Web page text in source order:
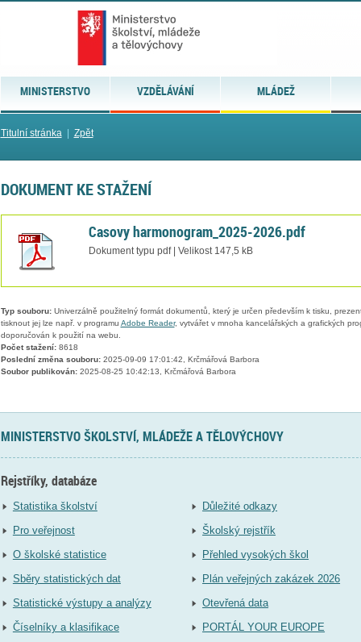
MINISTERSTVO VZDĚLÁVÁNÍ MLÁDEŽ
Titulní stránka| Zpět
DOKUMENT KE STAŽENÍ
Casovy harmonogram_2025-2026.pdf
Dokument typu pdf | Velikost 147,5 kB
Typ souboru:Univerzálně použitelný formát dokumentů, který je určen především k tisku,
tisknout jej lze např. v programu Adobe Reader, vytvářet v mnoha kancelářských a grafických
doporučován k použití na webu.
Počet stažení:8618
Poslední změna souboru:2025-09-09 17:01:42, Krčmářová Barbora
Soubor publikován:2025-08-25 10:42:13, Krčmářová Barbora
MINISTERSTVO ŠKOLSTVÍ, MLÁDEŽE A TĚLOVÝCHOVY
Rejstříky, databáze
Statistika školství
Pro veřejnost
O školské statistice
Sběry statistických dat
Statistické výstupy a analýzy
Číselníky a klasifikace
Důležité odkazy
Školský rejstřík
Přehled vysokých škol
Plán veřejných zakázek 2026
Otevřená data
PORTÁL YOUR EUROPE